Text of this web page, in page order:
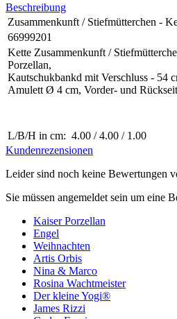
Beschreibung
Zusammenkunft / Stiefmütterchen -
66999201
Kette Zusammenkunft /
Porzellan,
Kautschukbankd mit Verschluss - 54
Amulett Ø 4 cm, Vorder- und
L/B/H in cm: 4.00 / 4.00 / 1.00
Kundenrezensionen
Leider sind noch keine Bewertungen
Sie müssen angemeldet sein um eine
Kaiser Porzellan
Engel
Weihnachten
Artis Orbis
Nina & Marco
Rosina Wachtmeister
Der kleine Yogi®
James Rizzi